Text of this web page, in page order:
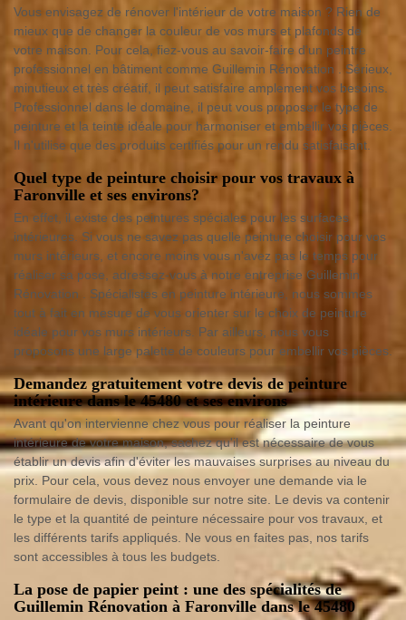
Vous envisagez de rénover l'intérieur de votre maison ? Rien de
mieux que de changer la couleur de vos murs et plafonds de
votre maison. Pour cela, fiez-vous au savoir-faire d'un peintre
professionnel en bâtiment comme Guillemin Rénovation . Sérieux,
minutieux et très créatif, il peut satisfaire amplement vos besoins.
Professionnel dans le domaine, il peut vous proposer le type de
peinture et la teinte idéale pour harmoniser et embellir vos pièces.
Il n'utilise que des produits certifiés pour un rendu satisfaisant.
Quel type de peinture choisir pour vos travaux à
Faronville et ses environs?
En effet, il existe des peintures spéciales pour les surfaces
intérieures. Si vous ne savez pas quelle peinture choisir pour vos
murs intérieurs, et encore moins vous n'avez pas le temps pour
réaliser sa pose, adressez-vous à notre entreprise Guillemin
Rénovation . Spécialistes en peinture intérieure, nous sommes
tout à fait en mesure de vous orienter sur le choix de peinture
idéale pour vos murs intérieurs. Par ailleurs, nous vous
proposons une large palette de couleurs pour embellir vos pièces.
Demandez gratuitement votre devis de peinture
intérieure dans le 45480 et ses environs
Avant qu'on intervienne chez vous pour réaliser la peinture
intérieure de votre maison, sachez qu'il est nécessaire de vous
établir un devis afin d'éviter les mauvaises surprises au niveau du
prix. Pour cela, vous devez nous envoyer une demande via le
formulaire de devis, disponible sur notre site. Le devis va contenir
le type et la quantité de peinture nécessaire pour vos travaux, et
les différents tarifs appliqués. Ne vous en faites pas, nos tarifs
sont accessibles à tous les budgets.
La pose de papier peint : une des spécialités de
Guillemin Rénovation à Faronville dans le 45480